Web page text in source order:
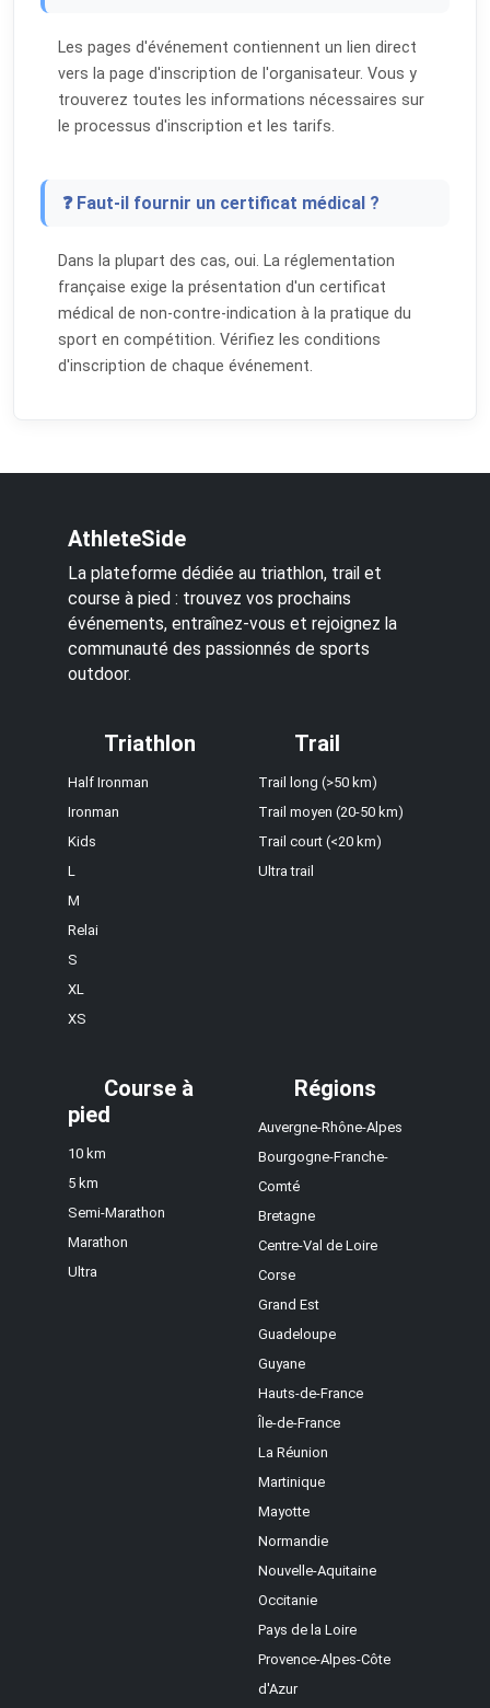
Les pages d'événement contiennent un lien direct
vers la page d'inscription de l'organisateur. Vous y
trouverez toutes les informations nécessaires sur
le processus d'inscription et les tarifs.
❓ Faut-il fournir un certificat médical ?
Dans la plupart des cas, oui. La réglementation
française exige la présentation d'un certificat
médical de non-contre-indication à la pratique du
sport en compétition. Vérifiez les conditions
d'inscription de chaque événement.
AthleteSide
La plateforme dédiée au triathlon, trail et
course à pied : trouvez vos prochains
événements, entraînez-vous et rejoignez la
communauté des passionnés de sports
outdoor.
Triathlon
Half Ironman
Ironman
Kids
L
M
Relai
S
XL
XS
Trail
Trail long (>50 km)
Trail moyen (20-50 km)
Trail court (<20 km)
Ultra trail
Course à
pied
10 km
5 km
Semi-Marathon
Marathon
Ultra
Régions
Auvergne-Rhône-Alpes
Bourgogne-Franche-
Comté
Bretagne
Centre-Val de Loire
Corse
Grand Est
Guadeloupe
Guyane
Hauts-de-France
Île-de-France
La Réunion
Martinique
Mayotte
Normandie
Nouvelle-Aquitaine
Occitanie
Pays de la Loire
Provence-Alpes-Côte
d'Azur